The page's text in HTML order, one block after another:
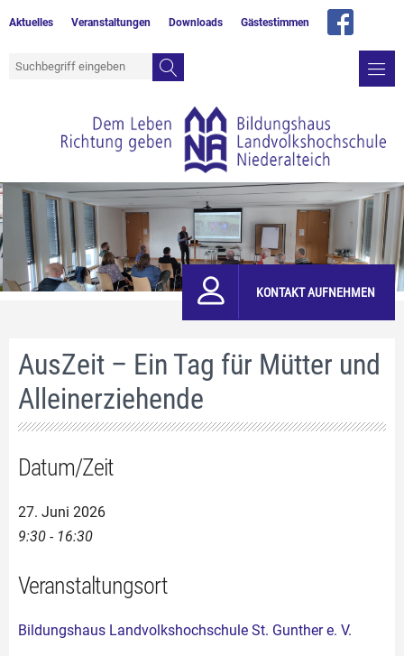
Aktuelles Veranstaltungen Downloads Gästestimmen
KONTAKT AUFNEHMEN
AusZeit – Ein Tag für Mütter und
Alleinerziehende
Datum/Zeit
27. Juni 2026
9:30 - 16:30
Veranstaltungsort
Bildungshaus Landvolkshochschule St. Gunther e. V.